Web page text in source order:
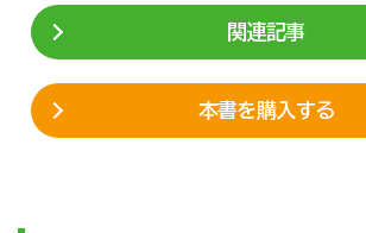
関連記事
本書を購入する